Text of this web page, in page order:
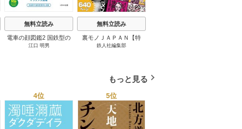
無料立読み
電車の顔図鑑2 国鉄型の
鉄道車両 1巻
江口 明男
無料立読み
裏モノＪＡＰＡＮ【特
集】★超ボリューム版６
トレンド年間ベスト★お
学ぶ★夢のようなエロい
楽園３０ 1巻
鉄人社編集部
もっと見る
4位 5位